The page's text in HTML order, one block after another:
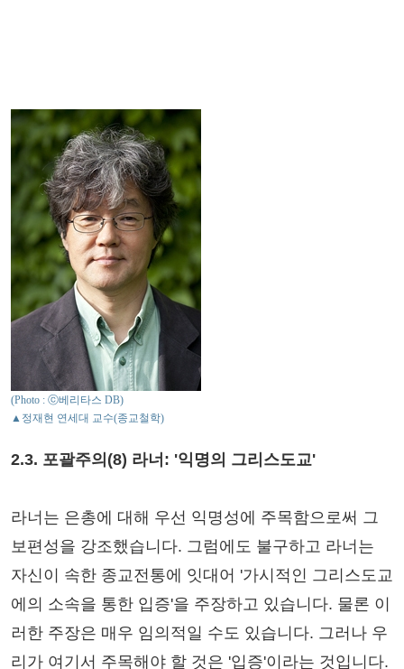
(Photo : ⓒ베리타스 DB)
▲정재현 연세대 교수(종교철학)
2.3. 포괄주의(8) 라너: '익명의 그리스도교'
라너는 은총에 대해 우선 익명성에 주목함으로써 그
보편성을 강조했습니다. 그럼에도 불구하고 라너는
자신이 속한 종교전통에 잇대어 '가시적인 그리스도교
에의 소속을 통한 입증'을 주장하고 있습니다. 물론 이
러한 주장은 매우 임의적일 수도 있습니다. 그러나 우
리가 여기서 주목해야 할 것은 '입증'이라는 것입니다.